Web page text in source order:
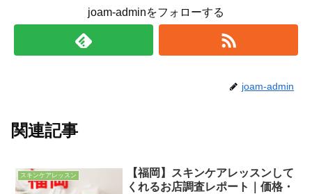
joam-adminをフォローする
joam-admin
関連記事
スキンケアレッスン
【福岡】スキンケアレッスンして
くれるお店調査レポート｜価格・